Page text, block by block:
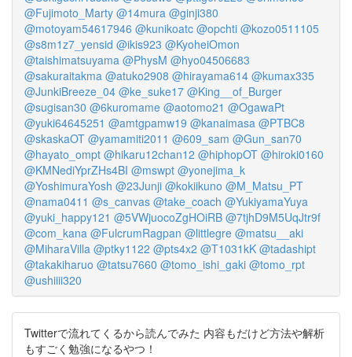
@Fujimoto_Marty @14mura @ginji380
@motoyam54617946 @kunikoatc @opchti @kozo0511105
@s8m1z7_yensid @ikis923 @KyoheiOmon
@taishimatsuyama @PhysM @hyo04506683
@sakuraitakma @atuko2908 @hirayama614 @kumax335
@JunkiBreeze_04 @ke_suke17 @King__of_Burger
@sugisan30 @6kuromame @aotomo21 @OgawaPt
@yuki64645251 @amtgpamw19 @kanaimasa @PTBC8
@skaskaOT @yamamiti2011 @609_sam @Gun_san70
@hayato_ompt @hikaru12chan12 @hiphopOT @hiroki0160
@KMNediYprZHs4BI @mswpt @yonejima_k
@YoshimuraYosh @23Junji @kokiikuno @M_Matsu_PT
@nama0411 @s_canvas @take_coach @YukiyamaYuya
@yuki_happy121 @5VWjuocoZgHOiRB @7tjhD9M5UqJtr9f
@com_kana @FulcrumRagpan @littlegre @matsu__aki
@MiharaVilla @ptky1122 @pts4x2 @T1031kK @tadashipt
@takakiharuo @tatsu7660 @tomo_ishi_gaki @tomo_rpt
@ushiiii320
Twitterで流れてくるから読んでみた 内容もだけど方法や解析
もすごく勉強になるやつ！